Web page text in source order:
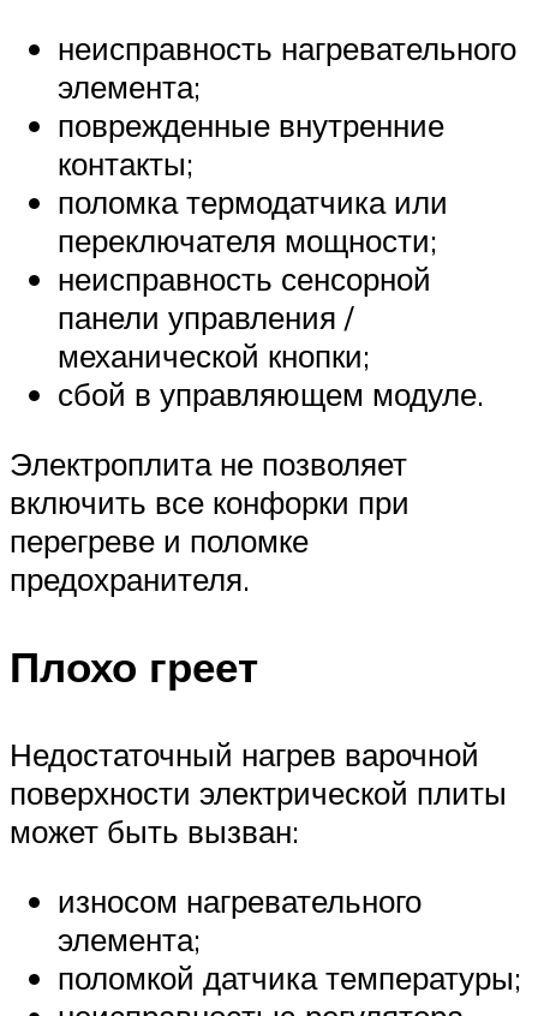
неисправность нагревательного
элемента;
поврежденные внутренние
контакты;
поломка термодатчика или
переключателя мощности;
неисправность сенсорной
панели управления /
механической кнопки;
сбой в управляющем модуле.
Электроплита не позволяет
включить все конфорки при
перегреве и поломке
предохранителя.
Плохо греет
Недостаточный нагрев варочной
поверхности электрической плиты
может быть вызван:
износом нагревательного
элемента;
поломкой датчика температуры;